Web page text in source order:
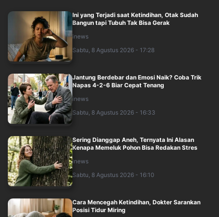
Ini yang Terjadi saat Ketindihan, Otak Sudah
Bangun tapi Tubuh Tak Bisa Gerak
inews
Sabtu, 8 Agustus 2026 - 17:28
Jantung Berdebar dan Emosi Naik? Coba Trik
Napas 4-2-6 Biar Cepat Tenang
inews
Sabtu, 8 Agustus 2026 - 16:33
Sering Dianggap Aneh, Ternyata Ini Alasan
Kenapa Memeluk Pohon Bisa Redakan Stres
inews
Sabtu, 8 Agustus 2026 - 16:10
Cara Mencegah Ketindihan, Dokter Sarankan
Posisi Tidur Miring